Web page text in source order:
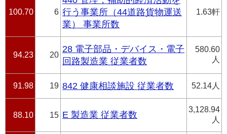
100.70 6 行う事業所（44道路貨物運送
業） 事業所数
1.63軒
94.23 20
28 電子部品・デバイス・電子
回路製造業 従業者数
580.60
人
91.98 19 842 健康相談施設 従業者数 52.14人
88.10 15 E 製造業 従業者数
3,128.94
人